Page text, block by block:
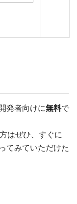
発者向けに無料で
はぜひ、すぐに
てみていただけた